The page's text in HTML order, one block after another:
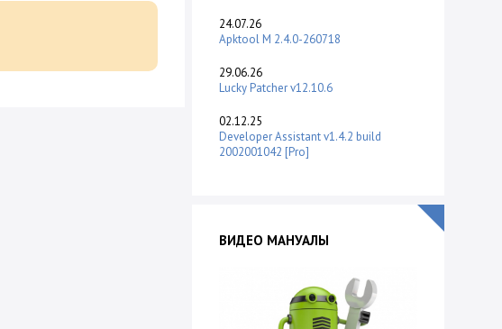
24.07.26
Apktool M 2.4.0-260718
29.06.26
Lucky Patcher v12.10.6
02.12.25
Developer Assistant v1.4.2 build
2002001042 [Pro]
ВИДЕО МАНУАЛЫ